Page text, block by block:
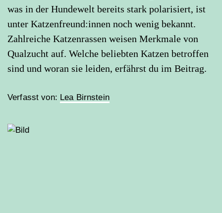
was in der Hundewelt bereits stark polarisiert, ist
unter Katzenfreund:innen noch wenig bekannt.
Zahlreiche Katzenrassen weisen Merkmale von
Qualzucht auf. Welche beliebten Katzen betroffen
sind und woran sie leiden, erfährst du im Beitrag.
Verfasst von: Lea Birnstein